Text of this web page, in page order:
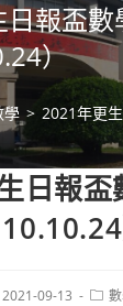
報盃
）
學 > 2021年更
日報盃
2021-09-13
Post